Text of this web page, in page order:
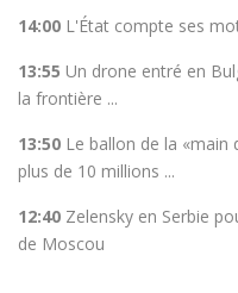
14:00 L'État compte ses
13:55 Un drone entré en
la frontière ...
13:50 Le ballon de la «main
plus de 10 millions ...
12:40 Zelensky en Serbie
de Moscou